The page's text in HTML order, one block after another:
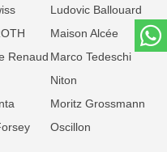
萬年曆，更展現
的極致追求。
Renaud
Ludovic Ballouard
Maison Alcée
Marco Tedeschi
Niton
Moritz Grossmann
Oscillon